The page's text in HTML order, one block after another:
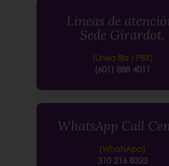
Líneas de
Sede Girardot.
(Línea fija / PBX)
(601) 888 4011
WhatsApp Call
(WhatsApp)
310 216 8323